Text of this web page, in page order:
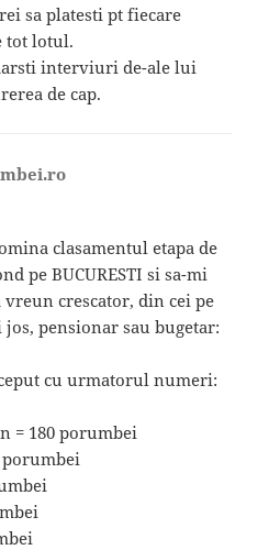
sa platesti pt fiecare
tot lotul.
interviuri de-ale lui
de cap.
clasamentul etapa de
pe BUCURESTI si sa-mi
vreun crescator, din cei pe
pensionar sau bugetar:
cu urmatorul numeri:
= 180 porumbei
porumbei